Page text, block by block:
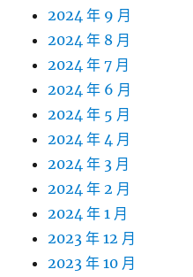
2024 年 9 月
2024 年 8 月
2024 年 7 月
2024 年 6 月
2024 年 5 月
2024 年 4 月
2024 年 3 月
2024 年 2 月
2024 年 1 月
2023 年 12 月
2023 年 10 月